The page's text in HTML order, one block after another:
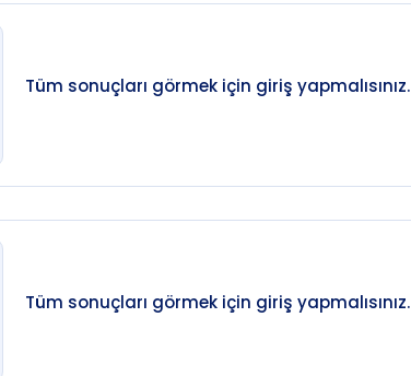
Tüm sonuçları görmek için giriş yapmalısınız.
Tüm sonuçları görmek için giriş yapmalısınız.